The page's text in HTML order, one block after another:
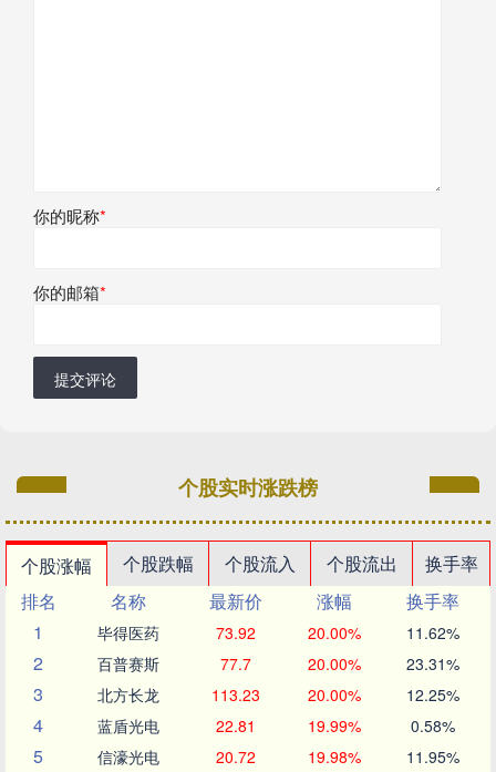
你的昵称*
你的邮箱*
提交评论
个股实时涨跌榜
个股涨幅 个股跌幅 个股流入 个股流出
换手率
排名
名称 最新价 涨幅
换手率
1
毕得医药 73.92 20.00% 11.62%
2 百普赛斯 77.7 20.00% 23.31%
3 北方长龙 113.23 20.00% 12.25%
4 蓝盾光电 22.81 19.99% 0.58%
5 信濠光电 20.72 19.98% 11.95%